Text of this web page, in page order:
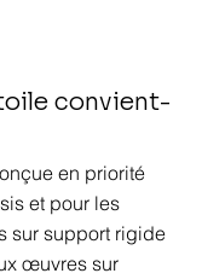
convient-
en priorité
et pour les
sur support rigide
œuvres sur